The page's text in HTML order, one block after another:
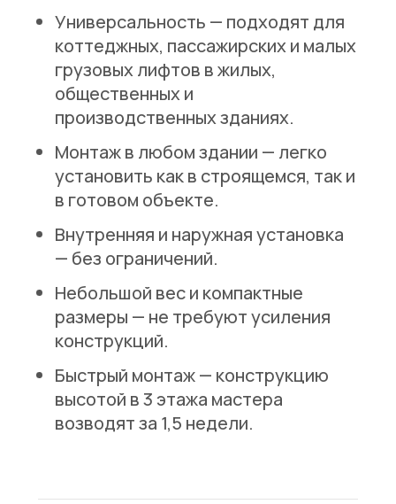
Универсальность — подходят для
коттеджных, пассажирских и малых
грузовых лифтов в жилых,
общественных и
производственных зданиях.
Монтаж в любом здании — легко
установить как в строящемся, так и
в готовом объекте.
Внутренняя и наружная установка
— без ограничений.
Небольшой вес и компактные
размеры — не требуют усиления
конструкций.
Быстрый монтаж— конструкцию
высотой в 3 этажа мастера
возводят за 1,5 недели.